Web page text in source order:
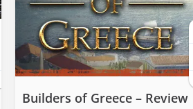
Builders of Greece – Review